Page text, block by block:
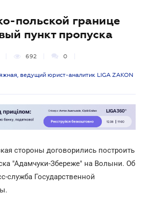
польской границе
пункт пропуска
692 0
ведущий юрист-аналитик LIGA ZAKON
стороны договорились построить
"Адамчуки-Збереже" на Волыни. Об
служба Государственной